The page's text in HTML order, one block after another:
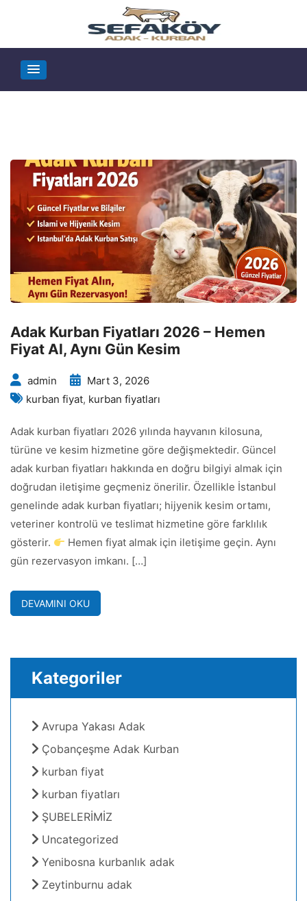
Adak Kurban Fiyatları 2026 – Hemen
Fiyat Al, Aynı Gün Kesim
admin
Mart 3, 2026
kurban fiyat, kurban fiyatları
Adak kurban fiyatları 2026 yılında hayvanın kilosuna,
türüne ve kesim hizmetine göre değişmektedir. Güncel
adak kurban fiyatları hakkında en doğru bilgiyi almak için
doğrudan iletişime geçmeniz önerilir. Özellikle İstanbul
genelinde adak kurban fiyatları; hijyenik kesim ortamı,
veteriner kontrolü ve teslimat hizmetine göre farklılık
gösterir.
Hemen fiyat almak için iletişime geçin. Aynı
gün rezervasyon imkanı. […]
DEVAMINI OKU
Kategoriler
Avrupa Yakası Adak
Çobançeşme Adak Kurban
kurban fiyat
kurban fiyatları
ŞUBELERİMİZ
Uncategorized
Yenibosna kurbanlık adak
Zeytinburnu adak